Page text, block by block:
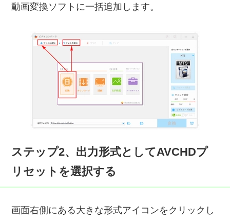
動画変換ソフトに一括追加します。
ステップ2、出力形式としてAVCHDプ
リセットを選択する
画面右側にある大きな形式アイコンをクリックし